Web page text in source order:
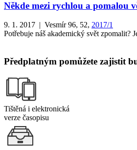
Někde mezi rychlou a pomalou
9. 1. 2017 | Vesmír 96, 52, 2017/1
Potřebuje náš akademický svět zpomalit?
Předplatným pomůžete zajistit
Tištěná i elektronická
verze časopisu